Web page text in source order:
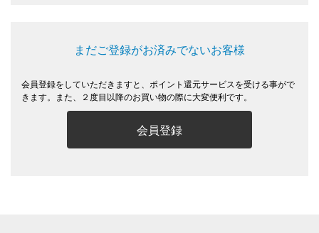
まだご登録がお済みでないお客様
会員登録をしていただきますと、ポイント還元サービスを受ける事がで
きます。また、２度目以降のお買い物の際に大変便利です。
会員登録